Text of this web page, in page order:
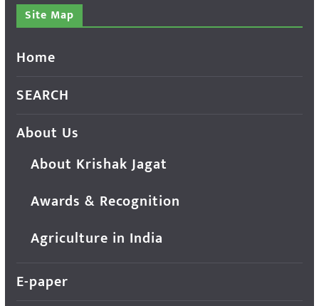
Site Map
Home
SEARCH
About Us
About Krishak Jagat
Awards & Recognition
Agriculture in India
E-paper